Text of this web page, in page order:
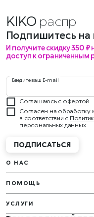
KIKO ра
Подпишитесь на
И получите скидку 350 ₽
доступ к ограниченным
Введите ваш E-mail
Соглашаюсь с офертой
Согласен на обработку
в соответствии с
персональных данных
ПОДПИСАТЬСЯ
УСЛУГИ
О НАС
ПОМОЩЬ